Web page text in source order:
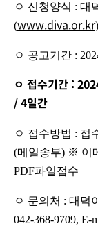
ㅇ 신청양식 : 대
(www.diva.or.kr
ㅇ 공고기간 :
ㅇ 접수기간 :
/ 4일간
ㅇ 접수방법 : 접
(메일송부) ※ 이
PDF파일접수
ㅇ 문의처 : 대덕
042-368-9709, E-